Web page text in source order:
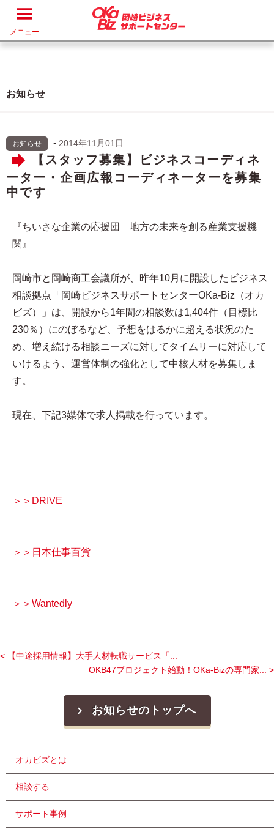
メニュー
お知らせ
お知らせ - 2014年11月01日
【スタッフ募集】ビジネスコーディネ
ーター・企画広報コーディネーターを募集
中です
『ちいさな企業の応援団 地方の未来を創る産業支援機
関』
岡崎市と岡崎商工会議所が、昨年10月に開設したビジネス
相談拠点「岡崎ビジネスサポートセンターOKa-Biz（オカ
ビズ）」は、開設から1年間の相談数は1,404件（目標比
230％）にのぼるなど、予想をはるかに超える状況のた
め、増え続ける相談ニーズに対してタイムリーに対応して
いけるよう、運営体制の強化として中核人材を募集しま
す。
現在、下記3媒体で求人掲載を行っています。
＞＞DRIVE
＞＞日本仕事百貨
＞＞Wantedly
< 【中途採用情報】大手人材転職サービス「...
OKB47プロジェクト始動！OKa-Bizの専門家... >
お知らせのトップへ
オカビズとは
相談する
サポート事例